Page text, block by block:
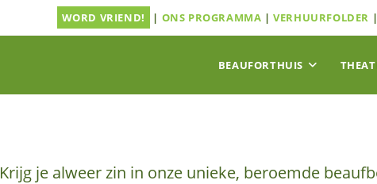
WORD VRIEND! | ONS PROGRAMMA |VERHUURFOLDER |
BEAUFORTHUIS
Krijg je alweer zin in onze unieke, beroemde